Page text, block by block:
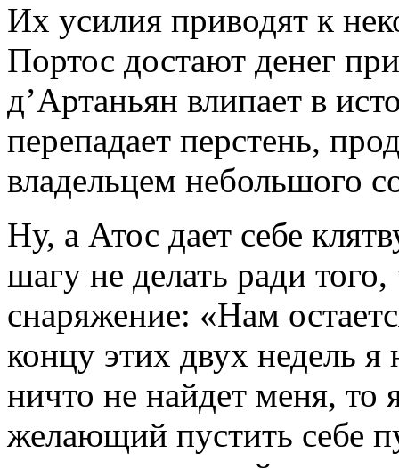
Их усилия приводят к
Портос достают денег
д’Артаньян влипает в
перепадает перстень,
владельцем небольшого
Ну, а Атос дает себе
шагу не делать ради
снаряжение: «Нам
концу этих двух недель я
ничто не найдет меня, то
желающий пустить себе